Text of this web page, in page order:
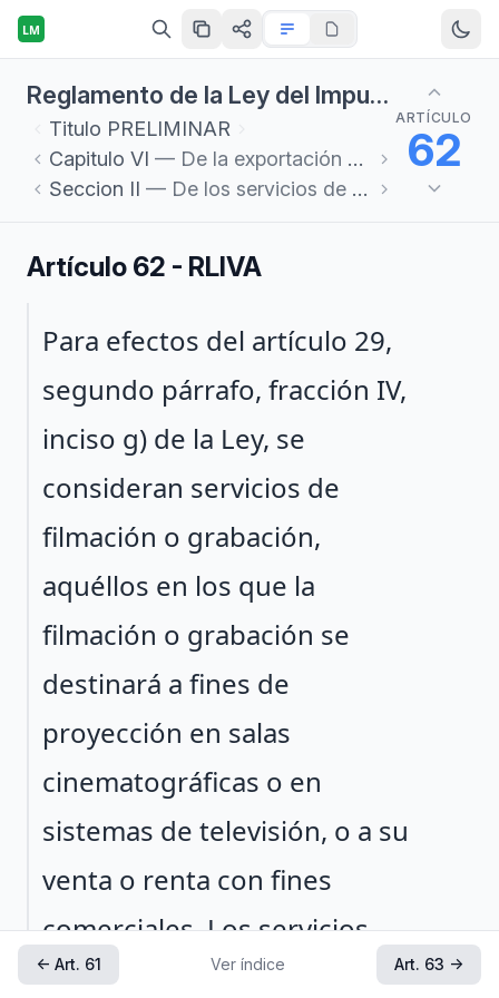
LM
Reglamento de la Ley del Impuesto al Valor Agregado
Titulo PRELIMINAR
Capitulo VI — De la exportación de bienes y servicios
Seccion II — De los servicios de filmación o grabación
ARTÍCULO
62
Artículo 62 - RLIVA
Párrafo 1
Para efectos del artículo 29,
segundo párrafo, fracción IV,
inciso g) de la Ley, se
consideran servicios de
filmación o grabación,
aquéllos en los que la
filmación o grabación se
destinará a fines de
proyección en salas
cinematográficas o en
sistemas de televisión, o a su
venta o renta con fines
comerciales. Los servicios
mencionados podrán incluir
← Art. 61 Ver índice Art. 63 →